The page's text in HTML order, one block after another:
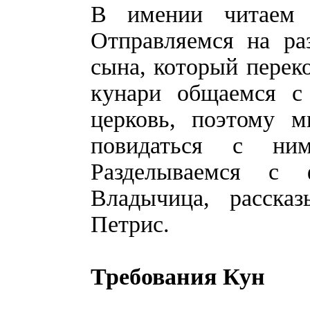
В имении читаем
Отправляемся на
сына, который
кунари общаемся
церковь, поэтому
повидаться с
Разделываемся с
Владычица,
Петрис.
Требования Кун